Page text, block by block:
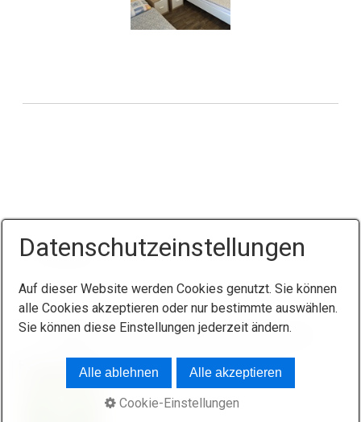
Buchen Sie jetzt
Startseite Kontakt Impressum Datenschutz
© 2026 Pension "Zum weißen Lamm"
Datenschutzeinstellungen
Auf dieser Website werden Cookies genutzt. Sie können
alle Cookies akzeptieren oder nur bestimmte auswählen.
Sie können diese Einstellungen jederzeit ändern.
Alle ablehnen Alle akzeptieren
Cookie-Einstellungen